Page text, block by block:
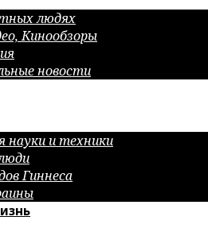
людях
Кинообзоры
новости
науки и техники
Гиннеса